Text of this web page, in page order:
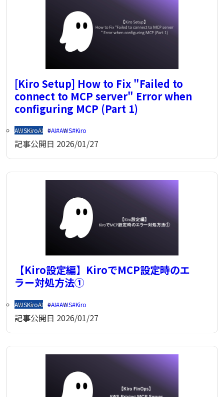
[Kiro Setup] How to Fix "Failed to
connect to MCP server" Error when
configuring MCP (Part 1)
AWSKiroAI AI AWS Kiro
記事公開日 2026/01/27
【Kiro設定編】KiroでMCP設定時のエ
ラー対処方法①
AWSKiroAI AI AWS Kiro
記事公開日 2026/01/27